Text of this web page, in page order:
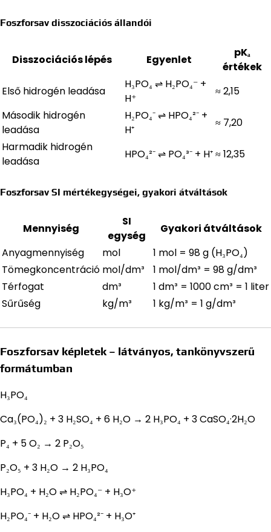
Foszforsav disszociációs állandói
Disszociációs lépés Egyenlet
pKₐ
értékek
Első hidrogén leadása
H₃PO₄ ⇌ H₂PO₄⁻ +
H⁺
≈ 2,15
Második hidrogén
leadása
H₂PO₄⁻ ⇌ HPO₄²⁻ +
H⁺
≈ 7,20
Harmadik hidrogén
leadása
HPO₄²⁻ ⇌ PO₄³⁻ + H⁺≈ 12,35
Foszforsav SI mértékegységei, gyakori átváltások
Mennyiség
SI
egység
Gyakori átváltások
Anyagmennyiség
mol
1 mol = 98 g (H₃PO₄)
Tömegkoncentráció mol/dm³
1 mol/dm³ = 98 g/dm³
Térfogat
dm³
1 dm³ = 1000 cm³ = 1 liter
Sűrűség
kg/m³ 1 kg/m³ = 1 g/dm³
Foszforsav képletek – látványos, tankönyvszerű
formátumban
H₃PO₄
Ca₃(PO₄)₂ + 3 H₂SO₄ + 6 H₂O → 2 H₃PO₄ + 3 CaSO₄·2H₂O
P₄ + 5 O₂ → 2 P₂O₅
P₂O₅ + 3 H₂O → 2 H₃PO₄
H₃PO₄ + H₂O ⇌ H₂PO₄⁻ + H₃O⁺
H₂PO₄⁻ + H₂O ⇌ HPO₄²⁻ + H₃O⁺